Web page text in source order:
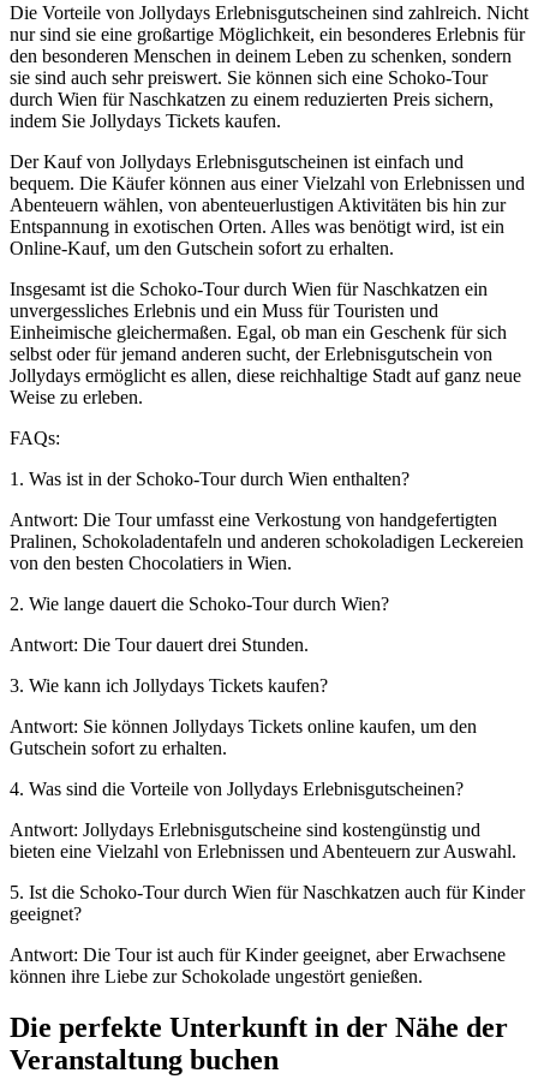
Die Vorteile von Jollydays Erlebnisgutscheinen sind zahlreich. Nicht
nur sind sie eine großartige Möglichkeit, ein besonderes Erlebnis für
den besonderen Menschen in deinem Leben zu schenken, sondern
sie sind auch sehr preiswert. Sie können sich eine Schoko-Tour
durch Wien für Naschkatzen zu einem reduzierten Preis sichern,
indem Sie Jollydays Tickets kaufen.
Der Kauf von Jollydays Erlebnisgutscheinen ist einfach und
bequem. Die Käufer können aus einer Vielzahl von Erlebnissen und
Abenteuern wählen, von abenteuerlustigen Aktivitäten bis hin zur
Entspannung in exotischen Orten. Alles was benötigt wird, ist ein
Online-Kauf, um den Gutschein sofort zu erhalten.
Insgesamt ist die Schoko-Tour durch Wien für Naschkatzen ein
unvergessliches Erlebnis und ein Muss für Touristen und
Einheimische gleichermaßen. Egal, ob man ein Geschenk für sich
selbst oder für jemand anderen sucht, der Erlebnisgutschein von
Jollydays ermöglicht es allen, diese reichhaltige Stadt auf ganz neue
Weise zu erleben.
FAQs:
1. Was ist in der Schoko-Tour durch Wien enthalten?
Antwort: Die Tour umfasst eine Verkostung von handgefertigten
Pralinen, Schokoladentafeln und anderen schokoladigen Leckereien
von den besten Chocolatiers in Wien.
2. Wie lange dauert die Schoko-Tour durch Wien?
Antwort: Die Tour dauert drei Stunden.
3. Wie kann ich Jollydays Tickets kaufen?
Antwort: Sie können Jollydays Tickets online kaufen, um den
Gutschein sofort zu erhalten.
4. Was sind die Vorteile von Jollydays Erlebnisgutscheinen?
Antwort: Jollydays Erlebnisgutscheine sind kostengünstig und
bieten eine Vielzahl von Erlebnissen und Abenteuern zur Auswahl.
5. Ist die Schoko-Tour durch Wien für Naschkatzen auch für Kinder
geeignet?
Antwort: Die Tour ist auch für Kinder geeignet, aber Erwachsene
können ihre Liebe zur Schokolade ungestört genießen.
Die perfekte Unterkunft in der Nähe der
Veranstaltung buchen